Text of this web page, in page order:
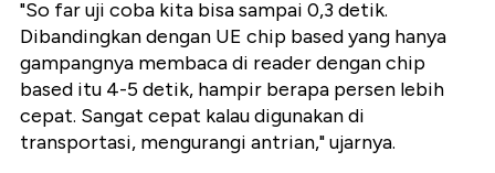
"So far uji coba kita bisa sampai 0,3 detik.
Dibandingkan dengan UE chip based yang hanya
gampangnya membaca di reader dengan chip
based itu 4-5 detik, hampir berapa persen lebih
cepat. Sangat cepat kalau digunakan di
transportasi, mengurangi antrian," ujarnya.